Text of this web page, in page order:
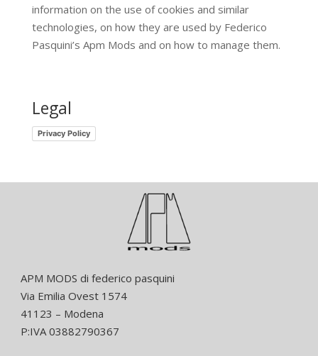
information on the use of cookies and similar
technologies, on how they are used by Federico
Pasquini’s Apm Mods and on how to manage them.
Legal
Privacy Policy
APM MODS di federico pasquini
Via Emilia Ovest 1574
41123 – Modena
P:IVA 03882790367